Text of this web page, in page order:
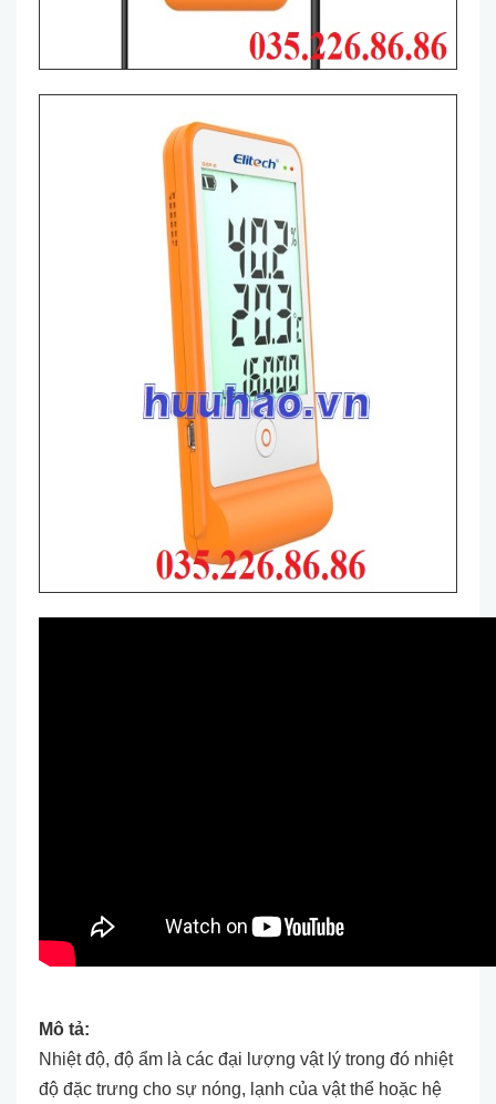
Mô tả:
Nhiệt độ, độ ẩm là các đại lượng vật lý trong đó nhiệt
độ đặc trưng cho sự nóng, lạnh của vật thể hoặc hệ